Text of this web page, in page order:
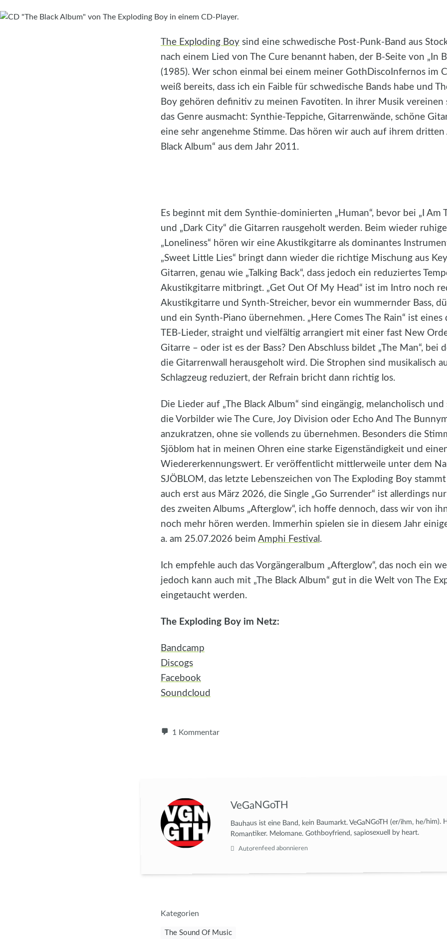
The Exploding Boy sind eine schwedische Post-Punk-Band aus
nach einem Lied von The Cure benannt haben, der B-Seite von „In
(1985). Wer schon einmal bei einem meiner GothDiscoInfernos im
weiß bereits, dass ich ein Faible für schwedische Bands habe und
Boy gehören definitiv zu meinen Favotiten. In ihrer Musik vereinen
das Genre ausmacht: Synthie-Teppiche, Gitarrenwände, schöne
eine sehr angenehme Stimme. Das hören wir auch auf ihrem dritten
Black Album“ aus dem Jahr 2011.
Es beginnt mit dem Synthie-dominierten „Human“, bevor bei „I Am
und „Dark City“ die Gitarren rausgeholt werden. Beim wieder
„Loneliness“ hören wir eine Akustikgitarre als dominantes
„Sweet Little Lies“ bringt dann wieder die richtige Mischung aus
Gitarren, genau wie „Talking Back“, dass jedoch ein reduziertes
Akustikgitarre mitbringt. „Get Out Of My Head“ ist im Intro noch
Akustikgitarre und Synth-Streicher, bevor ein wummernder Bass,
und ein Synth-Piano übernehmen. „Here Comes The Rain“ ist eines
TEB-Lieder, straight und vielfältig arrangiert mit einer fast New
Gitarre – oder ist es der Bass? Den Abschluss bildet „The Man“, bei
die Gitarrenwall herausgeholt wird. Die Strophen sind musikalisch
Schlagzeug reduziert, der Refrain bricht dann richtig los.
Die Lieder auf „The Black Album“ sind eingängig, melancholisch und
die Vorbilder wie The Cure, Joy Division oder Echo And The
anzukratzen, ohne sie vollends zu übernehmen. Besonders die
Sjöblom hat in meinen Ohren eine starke Eigenständigkeit und
Wiedererkennungswert. Er veröffentlicht mittlerweile unter dem
SJÖBLOM, das letzte Lebenszeichen von The Exploding Boy
auch erst aus März 2026, die Single „Go Surrender“ ist allerdings
des zweiten Albums „Afterglow“, ich hoffe dennoch, dass wir von
noch mehr hören werden. Immerhin spielen sie in diesem Jahr
a. am 25.07.2026 beim Amphi Festival .
Ich empfehle auch das Vorgängeralbum „Afterglow“, das noch ein
jedoch kann auch mit „The Black Album“ gut in die Welt von The
eingetaucht werden.
The Exploding Boy im Netz:
Bandcamp
Discogs
Facebook
Soundcloud
1 Kommentar
VeGaNGoTH
Bauhaus ist eine Band, kein Baumarkt. VeGaNGoTH (er/ihm, he/him).
Romantiker. Melomane. Gothboyfriend, sapiosexuell by heart.
Autorenfeed abonnieren
Kategorien
The Sound Of Music